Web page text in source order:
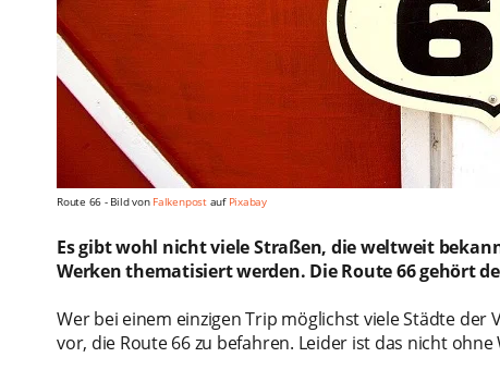
Route 66 - Bild von Falkenpostauf Pixabay
Es gibt wohl nicht viele Straßen, die weltweit
Werken thematisiert werden. Die Route 66 gehört
Wer bei einem einzigen Trip möglichst viele Städte
vor, die Route 66 zu befahren. Leider ist das nicht ohne